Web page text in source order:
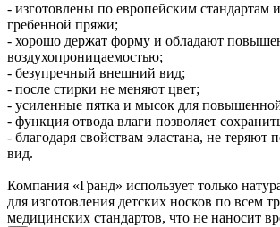
- изготовлены по европейским стандартам
гребенной пряжи;
- хорошо держат форму и обладают
воздухопроницаемостью;
- безупречный внешний вид;
- после стирки не меняют цвет;
- усиленные пятка и мысок для
- функция отвода влаги позволяет
- благодаря свойствам эластана, не теряют
вид.
Компания «Гранд» использует только
для изготовления детских носков по всем
медицинских стандартов, что не наносит